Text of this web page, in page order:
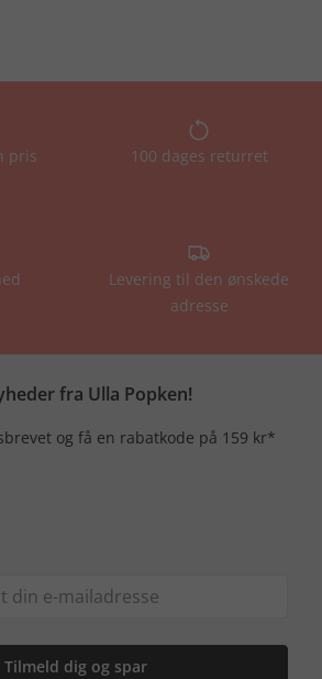
pris 100 dages returret
Levering til den ønskede
adresse
fra Ulla Popken!
og få en rabatkode på 159 kr*
Tilmeld dig og spar